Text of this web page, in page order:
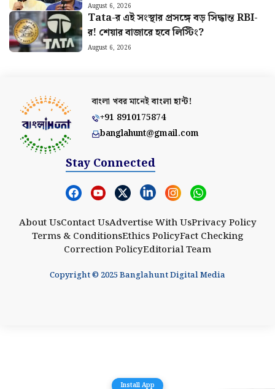
August 6, 2026
Tata-র এই সংস্থার প্রসঙ্গে বড় সিদ্ধান্ত RBI-
র! শেয়ার বাজারে হবে লিস্টিং?
August 6, 2026
বাংলা খবর মানেইবাংলা হান্ট!
+91 8910175874
banglahunt@gmail.com
Stay Connected
About UsContact UsAdvertise With UsPrivacy Policy
Terms & ConditionsEthics PolicyFact Checking
Correction PolicyEditorial Team
Copyright © 2025 Banglahunt Digital Media
Install App